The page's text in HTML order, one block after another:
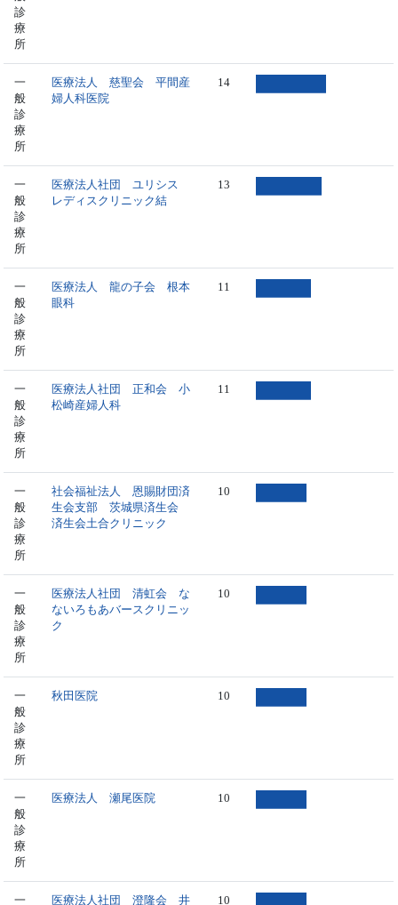
診
療
所
一
般
診
療
所
医療法人 慈聖会 平間産
婦人科医院
14
一
般
診
療
所
医療法人社団 ユリシス
レディスクリニック結
13
一
般
診
療
所
医療法人 龍の子会 根本
眼科
11
一
般
診
療
所
医療法人社団 正和会 小
松崎産婦人科
11
一
般
診
療
所
社会福祉法人 恩賜財団済
生会支部 茨城県済生会
済生会土合クリニック
10
一
般
診
療
所
医療法人社団 清虹会 な
ないろもあバースクリニッ
ク
10
一
般
診
療
所
秋田医院 10
一
般
診
療
所
医療法人 瀬尾医院 10
一
医療法人社団 澄隆会 井
10